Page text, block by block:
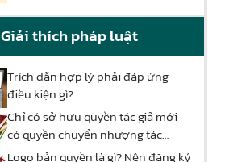
Giải thích pháp luật
Trích dẫn hợp lý phải đáp ứng
điều kiện gì?
Chỉ có sở hữu quyền tác giả mới
có quyền chuyển nhượng tác
phẩm?
Logo bản quyền là gì? Nên đăng ký